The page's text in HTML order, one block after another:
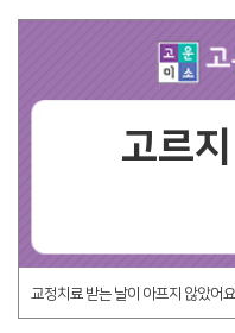
고르
교정치료 받는 날이 아프지 않았어요.